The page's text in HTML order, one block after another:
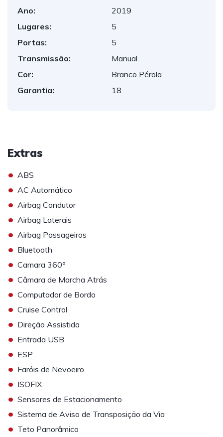
Ano:
2019
Lugares:
5
Portas:
5
Transmissão:
Manual
Cor:
Branco Pérola
Garantia:
18
Extras
• ABS
• AC Automático
• Airbag Condutor
• Airbag Laterais
• Airbag Passageiros
• Bluetooth
• Camara 360º
• Câmara de Marcha Atrás
• Computador de Bordo
• Cruise Control
• Direção Assistida
• Entrada USB
• ESP
• Faróis de Nevoeiro
• ISOFIX
• Sensores de Estacionamento
• Sistema de Aviso de Transposição da Via
• Teto Panorâmico